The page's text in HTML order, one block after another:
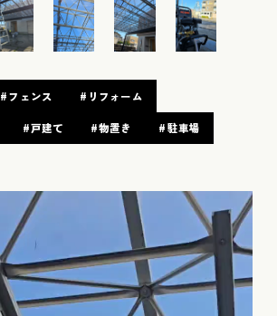
#フェンス #リフォーム
#戸建て #物置き #駐車場